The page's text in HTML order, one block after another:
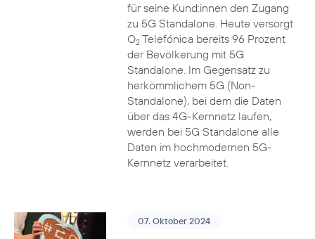
für seine Kund:innen den Zugang
zu 5G Standalone. Heute versorgt
O2Telefónica bereits 96 Prozent
der Bevölkerung mit 5G
Standalone. Im Gegensatz zu
herkömmlichem 5G (Non-
Standalone), bei dem die Daten
über das 4G-Kernnetz laufen,
werden bei 5G Standalone alle
Daten im hochmodernen 5G-
Kernnetz verarbeitet.
07. Oktober 2024